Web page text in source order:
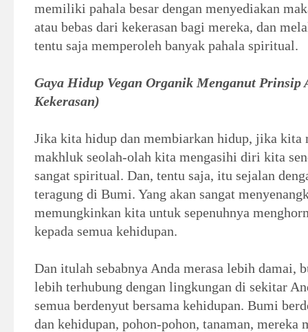
memiliki pahala besar dengan menyediakan
atau bebas dari kekerasan bagi mereka, dan
tentu saja memperoleh banyak pahala spiritual.
GayaHidup Vegan Organik Menganut Prinsip
Kekerasan)
Jika kita hidup dan membiarkan hidup, jika kita
makhluk seolah-olah kita mengasihi diri kita
sangat spiritual. Dan, tentu saja, itu sejalan
teragung di Bumi. Yang akan sangat
memungkinkan kita untuk sepenuhnya
kepada semua kehidupan.
Dan itulah sebabnya Anda merasa lebih damai,
lebih terhubung dengan lingkungan di sekitar
semua berdenyut bersama kehidupan. Bumi
dan kehidupan, pohon-pohon, tanaman, mereka